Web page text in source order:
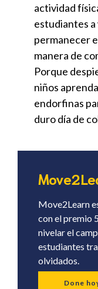
Move2Learn
con el premio
nivelar el
estudiantes
olvidados.
Done
actividad
estudiantes
permanecer
manera de
Porque
niños
endorfinas
duro día de